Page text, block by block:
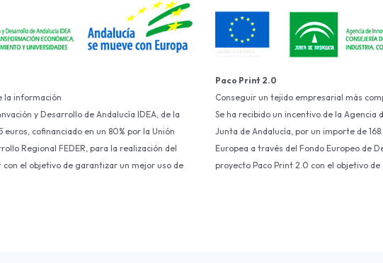
la información
y Desarrollo de Andalucía IDEA, de la
euros, cofinanciado en un 80% por la Unión
Regional FEDER, para la realización del
el objetivo de garantizar un mejor uso de
Paco Print 2.0
Conseguir un tejido empresarial más
Se ha recibido un incentivo de la Agencia
Junta de Andalucía, por un importe de
Europea a través del Fondo Europeo de
proyecto Paco Print 2.0 con el objetivo